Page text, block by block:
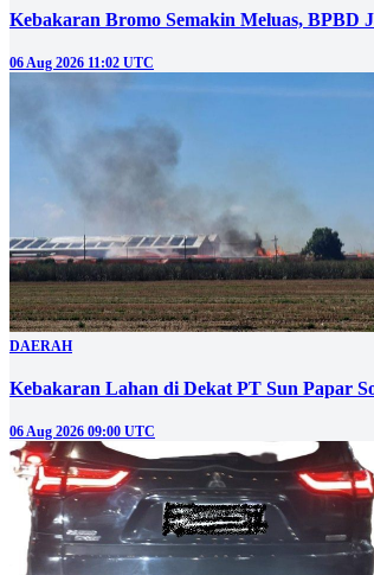
Kebakaran Bromo Semakin Meluas, BPBD
06 Aug 2026 11:02 UTC
DAERAH
Kebakaran Lahan di Dekat PT Sun Papar
06 Aug 2026 09:00 UTC